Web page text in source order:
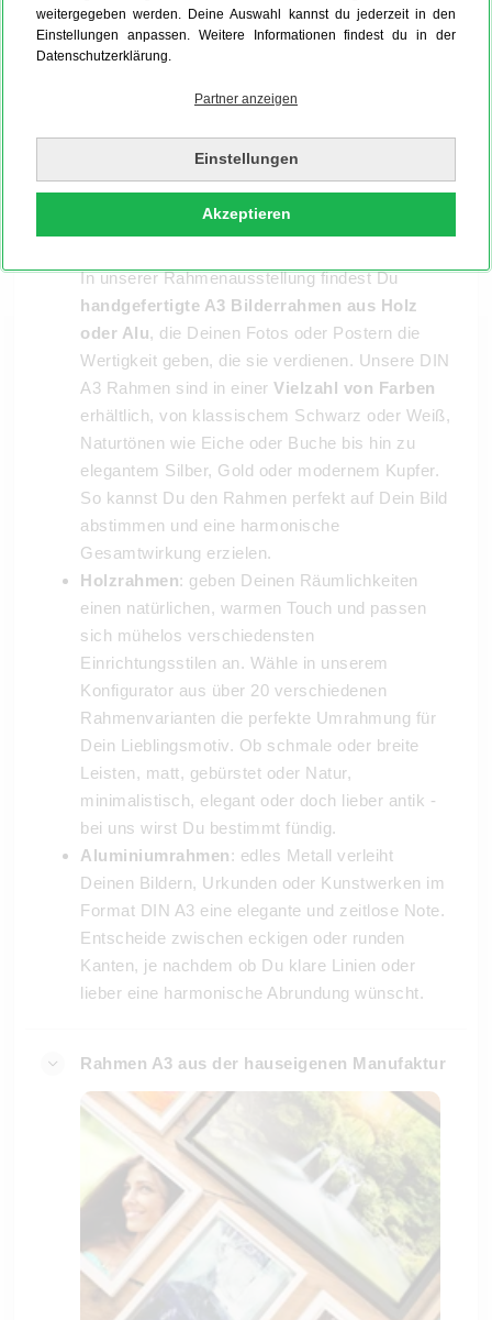
weitergegeben werden. Deine Auswahl kannst du jederzeit in den
Einstellungen anpassen. Weitere Informationen findest du in der
Datenschutzerklärung.
Partner anzeigen
Einstellungen
Akzeptieren
In unserer Rahmenausstellung findest Du
handgefertigte A3 Bilderrahmen aus Holz
oder Alu, die Deinen Fotos oder Postern die
Wertigkeit geben, die sie verdienen. Unsere DIN
A3 Rahmen sind in einer Vielzahl von Farben
erhältlich, von klassischem Schwarz oder Weiß,
Naturtönen wie Eiche oder Buche bis hin zu
elegantem Silber, Gold oder modernem Kupfer.
So kannst Du den Rahmen perfekt auf Dein Bild
abstimmen und eine harmonische
Gesamtwirkung erzielen.
Holzrahmen: geben Deinen Räumlichkeiten
einen natürlichen, warmen Touch und passen
sich mühelos verschiedensten
Einrichtungsstilen an. Wähle in unserem
Konfigurator aus über 20 verschiedenen
Rahmenvarianten die perfekte Umrahmung für
Dein Lieblingsmotiv. Ob schmale oder breite
Leisten, matt, gebürstet oder Natur,
minimalistisch, elegant oder doch lieber antik -
bei uns wirst Du bestimmt fündig.
Aluminiumrahmen: edles Metall verleiht
Deinen Bildern, Urkunden oder Kunstwerken im
Format DIN A3 eine elegante und zeitlose Note.
Entscheide zwischen eckigen oder runden
Kanten, je nachdem ob Du klare Linien oder
lieber eine harmonische Abrundung wünscht.
Rahmen A3 aus der hauseigenen Manufaktur